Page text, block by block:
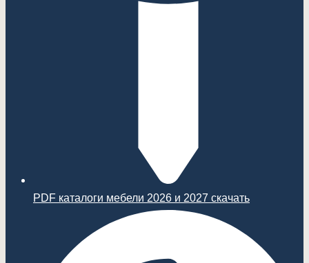
PDF каталоги мебели 2026 и 2027 скачать